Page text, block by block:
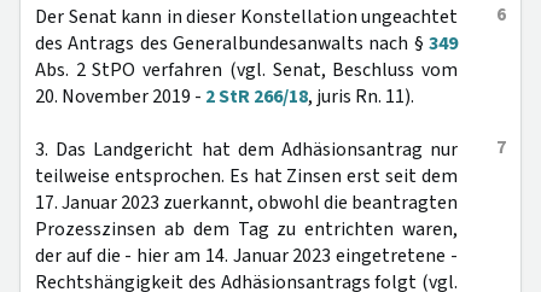
6
Der Senat kann in dieser Konstellation ungeachtet
des Antrags des Generalbundesanwalts nach § 349
Abs. 2 StPO verfahren (vgl. Senat, Beschluss vom
20. November 2019 - 2 StR 266/18, juris Rn. 11).
7
3. Das Landgericht hat dem Adhäsionsantrag nur
teilweise entsprochen. Es hat Zinsen erst seit dem
17. Januar 2023 zuerkannt, obwohl die beantragten
Prozesszinsen ab dem Tag zu entrichten waren,
der auf die - hier am 14. Januar 2023 eingetretene -
Rechtshängigkeit des Adhäsionsantrags folgt (vgl.